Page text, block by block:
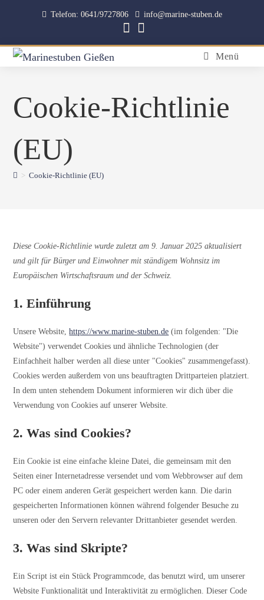
Telefon: 0641/9727806 info@marine-stuben.de
Menü
Cookie-Richtlinie
(EU)
> Cookie-Richtlinie (EU)
Diese Cookie-Richtlinie wurde zuletzt am 9. Januar 2025 aktualisiert
und gilt für Bürger und Einwohner mit ständigem Wohnsitz im
Europäischen Wirtschaftsraum und der Schweiz.
1. Einführung
Unsere Website,https://www.marine-stuben.de (im folgenden: "Die
Website") verwendet Cookies und ähnliche Technologien (der
Einfachheit halber werden all diese unter "Cookies" zusammengefasst).
Cookies werden außerdem von uns beauftragten Drittparteien platziert.
In dem unten stehendem Dokument informieren wir dich über die
Verwendung von Cookies auf unserer Website.
2. Was sind Cookies?
Ein Cookie ist eine einfache kleine Datei, die gemeinsam mit den
Seiten einer Internetadresse versendet und vom Webbrowser auf dem
PC oder einem anderen Gerät gespeichert werden kann. Die darin
gespeicherten Informationen können während folgender Besuche zu
unseren oder den Servern relevanter Drittanbieter gesendet werden.
3. Was sind Skripte?
Ein Script ist ein Stück Programmcode, das benutzt wird, um unserer
Website Funktionalität und Interaktivität zu ermöglichen. Dieser Code